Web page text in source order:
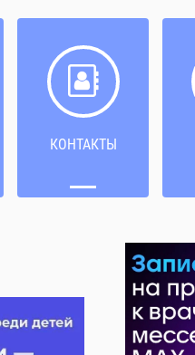
КОНТАКТЫ